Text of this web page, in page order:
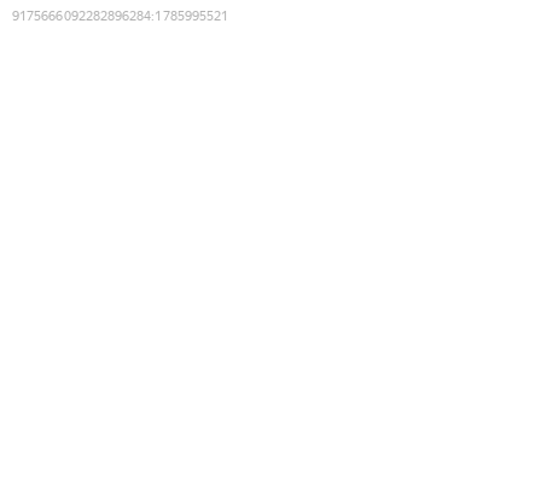
9175666092282896284:1785995521